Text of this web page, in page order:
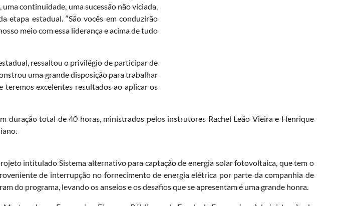
continuidade, uma sucessão não viciada,
etapa estadual. “São vocês em conduzirão
meio com essa liderança e acima de tudo
ressaltou o privilégio de participar de
uma grande disposição para trabalhar
excelentes resultados ao aplicar os
duração total de 40 horas, ministrados pelos instrutores Rachel Leão Vieira e Henrique
intitulado Sistema alternativo para captação de energia solar fotovoltaica, que tem o
de interrupção no fornecimento de energia elétrica por parte da companhia de
do programa, levando os anseios e os desafios que se apresentam é uma grande honra.